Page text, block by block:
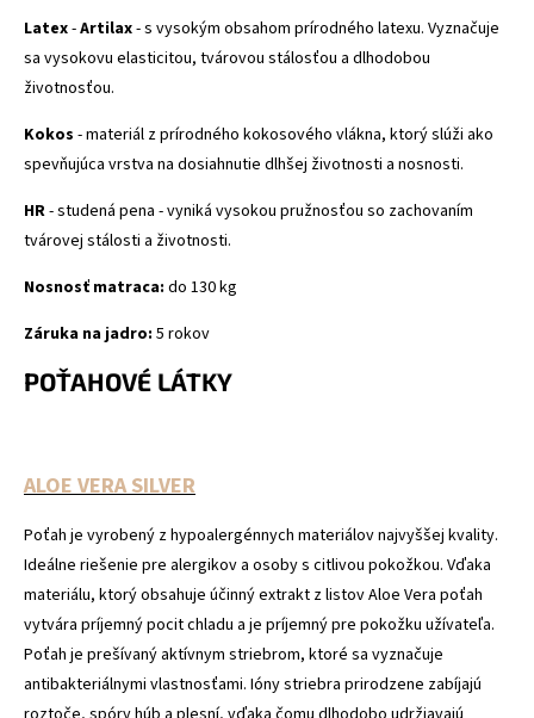
Latex-Artilax- s vysokým obsahom prírodného latexu. Vyznačuje
sa vysokovu elasticitou, tvárovou stálosťou a dlhodobou
životnosťou.
Kokos - materiál z prírodného kokosového vlákna, ktorý slúži ako
spevňujúca vrstva na dosiahnutie dlhšej životnosti a nosnosti.
HR- studená pena - vyniká vysokou pružnosťou so zachovaním
tvárovej stálosti a životnosti.
Nosnosť matraca: do 130 kg
Záruka na jadro: 5 rokov
POŤAHOVÉ LÁTKY
ALOE VERA SILVER
Poťah je vyrobený z hypoalergénnych materiálov najvyššej kvality.
Ideálne riešenie pre alergikov a osoby s citlivou pokožkou. Vďaka
materiálu, ktorý obsahuje účinný extrakt z listov Aloe Vera poťah
vytvára príjemný pocit chladu a je príjemný pre pokožku užívateľa.
Poťah je prešívaný aktívnym striebrom, ktoré sa vyznačuje
antibakteriálnymi vlastnosťami. Ióny striebra prirodzene zabíjajú